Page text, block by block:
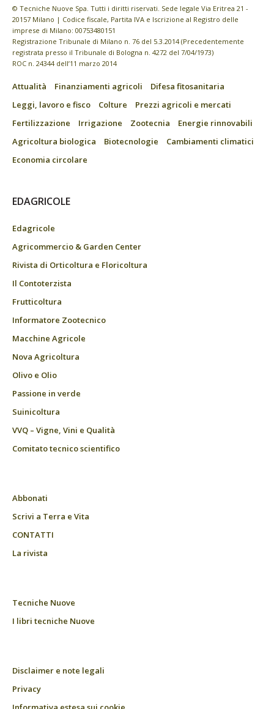
© Tecniche Nuove Spa. Tutti i diritti riservati. Sede legale Via Eritrea 21 -
20157 Milano | Codice fiscale, Partita IVA e Iscrizione al Registro delle
imprese di Milano: 00753480151
Registrazione Tribunale di Milano n. 76 del 5.3.2014 (Precedentemente
registrata presso il Tribunale di Bologna n. 4272 del 7/04/1973)
ROC n. 24344 dell’11 marzo 2014
Attualità Finanziamenti agricoli
Difesa fitosanitaria
Leggi, lavoro e fisco
Colture
Prezzi agricoli e mercati
Fertilizzazione
Irrigazione Zootecnia
Energie rinnovabili
Agricoltura biologica
Biotecnologie
Cambiamenti climatici
Economia circolare
EDAGRICOLE
Edagricole
Agricommercio & Garden Center
Rivista di Orticoltura e Floricoltura
Il Contoterzista
Frutticoltura
Informatore Zootecnico
Macchine Agricole
Nova Agricoltura
Olivo e Olio
Passione in verde
Suinicoltura
VVQ – Vigne, Vini e Qualità
Comitato tecnico scientifico
Abbonati
Scrivi a Terra e Vita
CONTATTI
La rivista
Tecniche Nuove
I libri tecniche Nuove
Disclaimer e note legali
Privacy